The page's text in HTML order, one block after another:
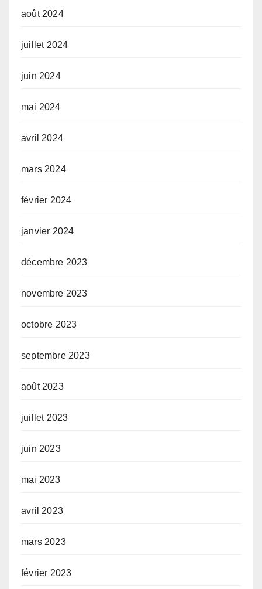
août 2024
juillet 2024
juin 2024
mai 2024
avril 2024
mars 2024
février 2024
janvier 2024
décembre 2023
novembre 2023
octobre 2023
septembre 2023
août 2023
juillet 2023
juin 2023
mai 2023
avril 2023
mars 2023
février 2023